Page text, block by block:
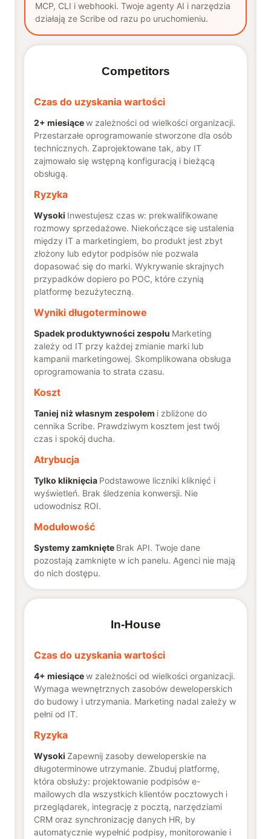
MCP, CLI i webhooki. Twoje agenty AI i narzędzia
działają ze Scribe od razu po uruchomieniu.
Competitors
Czas do uzyskania wartości
2+ miesiącew zależności od wielkości organizacji.
Przestarzałe oprogramowanie stworzone dla osób
technicznych. Zaprojektowane tak, aby IT
zajmowało się wstępną konfiguracją i bieżącą
obsługą.
Ryzyka
Wysoki Inwestujesz czas w: prekwalifikowane
rozmowy sprzedażowe. Niekończące się ustalenia
między IT a marketingiem, bo produkt jest zbyt
złożony lub edytor podpisów nie pozwala
dopasować się do marki. Wykrywanie skrajnych
przypadków dopiero po POC, które czynią
platformę bezużyteczną.
Wyniki długoterminowe
Spadek produktywności zespołu Marketing
zależy od IT przy każdej zmianie marki lub
kampanii marketingowej. Skomplikowana obsługa
oprogramowania to strata czasu.
Koszt
Taniej niż własnym zespołem i zbliżone do
cennika Scribe. Prawdziwym kosztem jest twój
czas i spokój ducha.
Atrybucja
Tylko kliknięcia Podstawowe liczniki kliknięć i
wyświetleń. Brak śledzenia konwersji. Nie
udowodnisz ROI.
Modułowość
Systemy zamknięte Brak API. Twoje dane
pozostają zamknięte w ich panelu. Agenci nie mają
do nich dostępu.
In-House
Czas do uzyskania wartości
4+ miesiącew zależności od wielkości organizacji.
Wymaga wewnętrznych zasobów deweloperskich
do budowy i utrzymania. Marketing nadal zależy w
pełni od IT.
Ryzyka
Wysoki Zapewnij zasoby deweloperskie na
długoterminowe utrzymanie. Zbuduj platformę,
która obsłuży: projektowanie podpisów e-
mailowych dla wszystkich klientów pocztowych i
przeglądarek, integrację z pocztą, narzędziami
CRM oraz synchronizację danych HR, by
automatycznie wypełnić podpisy, monitorowanie i